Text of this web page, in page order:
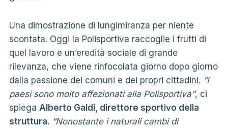
Una dimostrazione di lungimiranza per niente
scontata. Oggi la Polisportiva raccoglie i frutti di
quel lavoro e un’eredità sociale di grande
rilevanza, che viene rinfocolata giorno dopo giorno
dalla passione dei comuni e dei propri cittadini. “I
paesi sono molto affezionati alla Polisportiva”, ci
spiega Alberto Galdi, direttore sportivo della
struttura. “Nonostante i naturali cambi di